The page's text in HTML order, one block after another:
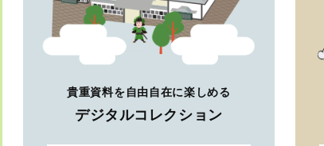
貴重資料を自由自在に楽しめる
デジタルコレクション